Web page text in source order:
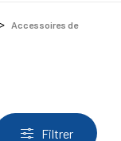
Accessoires de
Filtrer